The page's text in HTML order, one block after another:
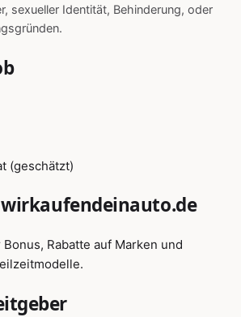
sexueller Identität, Behinderung, oder
(geschätzt)
Rabatte auf Marken und